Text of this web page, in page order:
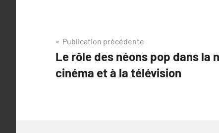
Navigation
de
l’article
Publication précédente
Le rôle des néons pop dans la
cinéma et à la télévision